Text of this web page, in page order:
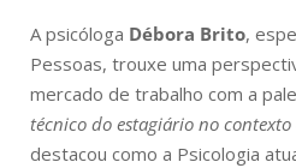
A psicóloga Débora Brito,
Pessoas, trouxe uma
mercado de trabalho com a
técnico do estagiário no
destacou como a Psicologia